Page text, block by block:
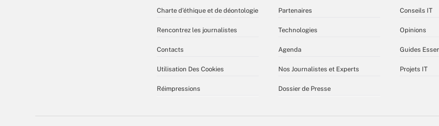
Charte d’éthique et de déontologie
Rencontrez les journalistes
Contacts
Utilisation Des Cookies
Réimpressions
Partenaires
Technologies
Agenda
Nos Journalistes et Experts
Dossier de Presse
Conseils IT
Opinions
Guides
Projets IT